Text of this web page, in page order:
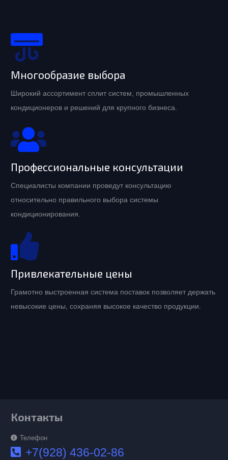
Многообразие выбора
Широкий ассортимент сплит систем, промышленных
кондиционеров и решений для крупного бизнеса.
Профессиональные консультации
Специалисты компании проведут консультацию
относительно правильного выбора системы
кондиционирования.
Привлекательные цены
Грамотно выстроенная система поставок позволяет держать
невысокие цены, сохраняя высокое качество продукции.
Контакты
Телефон
+7(928) 436-02-86